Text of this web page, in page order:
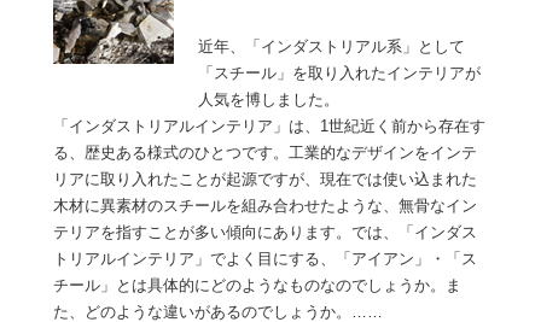
近年、「インダストリアル系」として
「スチール」を取り入れたインテリアが
人気を博しました。
「インダストリアルインテリア」は、1世紀近く前から存在す
る、歴史ある様式のひとつです。工業的なデザインをインテ
リアに取り入れたことが起源ですが、現在では使い込まれた
木材に異素材のスチールを組み合わせたような、無骨なイン
テリアを指すことが多い傾向にあります。では、「インダス
トリアルインテリア」でよく目にする、「アイアン」・「ス
チール」とは具体的にどのようなものなのでしょうか。ま
た、どのような違いがあるのでしょうか。……